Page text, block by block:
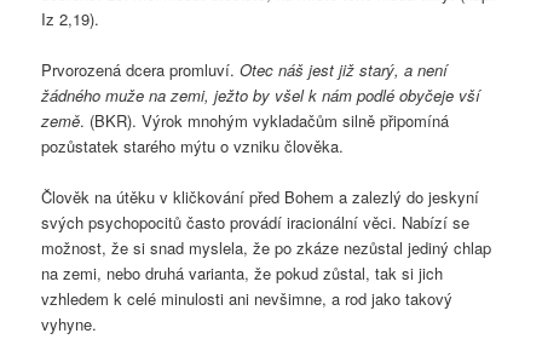
Iz 2,19).
Prvorozená dcera promluví.Otec náš jest již starý, a není
žádného muže na zemi, ježto by všel k nám podlé obyčeje vší
země. (BKR). Výrok mnohým vykladačům silně připomíná
pozůstatek starého mýtu o vzniku člověka.
Člověk na útěku v kličkování před Bohem a zalezlý do jeskyní
svých psychopocitů často provádí iracionální věci. Nabízí se
možnost, že si snad myslela, že po zkáze nezůstal jediný chlap
na zemi, nebo druhá varianta, že pokud zůstal, tak si jich
vzhledem k celé minulosti ani nevšimne, a rod jako takový
vyhyne.